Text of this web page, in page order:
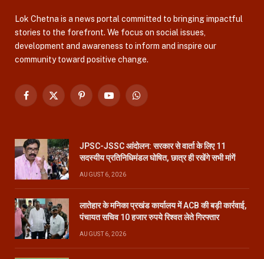
Lok Chetna is a news portal committed to bringing impactful
stories to the forefront. We focus on social issues,
development and awareness to inform and inspire our
community toward positive change.
Facebook
X
PinterestYouTubeWhatsApp
JPSC-JSSC आंदोलन: सरकार से वार्ता के लिए 11
सदस्यीय प्रतिनिधिमंडल घोषित, छात्र ही रखेंगे सभी मांगें
AUGUST 6, 2026
लातेहार के मनिका प्रखंड कार्यालय में ACB की बड़ी कार्रवाई,
पंचायत सचिव 10 हजार रुपये रिश्वत लेते गिरफ्तार
AUGUST 6, 2026